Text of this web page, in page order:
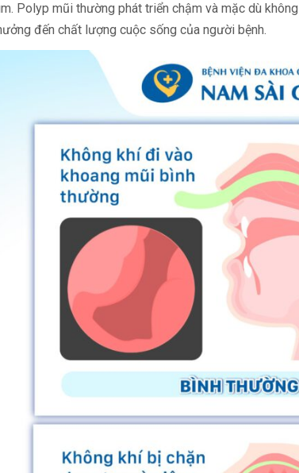
Polyp mũi thường phát triển chậm và mặc dù
đến chất lượng cuộc sống của người bệnh.